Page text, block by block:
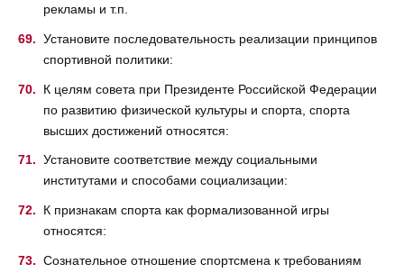
рекламы и т.п.
Установите последовательность реализации принципов
спортивной политики:
К целям совета при Президенте Российской Федерации
по развитию физической культуры и спорта, спорта
высших достижений относятся:
Установите соответствие между социальными
институтами и способами социализации:
К признакам спорта как формализованной игры
относятся:
Сознательное отношение спортсмена к требованиям